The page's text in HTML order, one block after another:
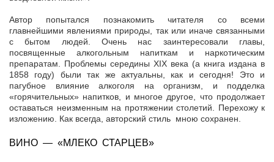
Автор попытался познакомить читателя со всеми
главнейшими явлениями природы, так или иначе связанными
с бытом людей. Очень нас заинтересовали главы,
посвященные алкогольным напиткам и наркотическим
препаратам. Проблемы середины ХIХ века (а книга издана в
1858 году) были так же актуальны, как и сегодня! Это и
пагубное влияние алкоголя на организм, и подделка
«горячительных» напитков, и многое другое, что продолжает
оставаться неизменным на протяжении столетий. Перехожу к
изложению. Как всегда, авторский стиль мною сохранен.
ВИНО — «МЛЕКО СТАРЦЕВ»